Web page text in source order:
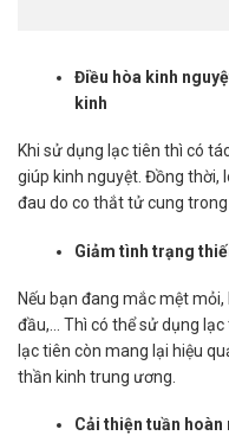
Điều hòa kinh
kinh
Khi sử dụng lạc tiên thì có
giúp kinh nguyệt. Đồng thời,
đau do co thắt tử cung
Giảm tình trạng
Nếu bạn đang mắc mệt
đầu,… Thì có thể sử dụng
lạc tiên còn mang lại hiệu
thần kinh trung ương.
Cải thiện tuần hoàn